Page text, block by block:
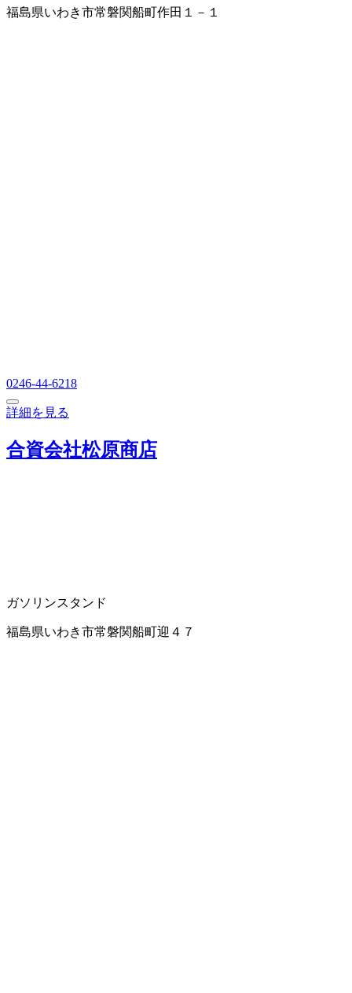
福島県いわき市常磐関船町作田１－１
0246-44-6218
詳細を見る
合資会社松原商店
ガソリンスタンド
福島県いわき市常磐関船町迎４７